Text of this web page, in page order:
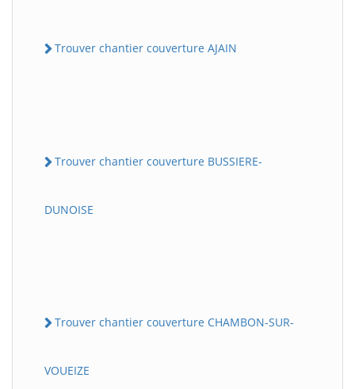
Trouver chantier couverture AJAIN
Trouver chantier couverture BUSSIERE-
DUNOISE
Trouver chantier couverture CHAMBON-SUR-
VOUEIZE